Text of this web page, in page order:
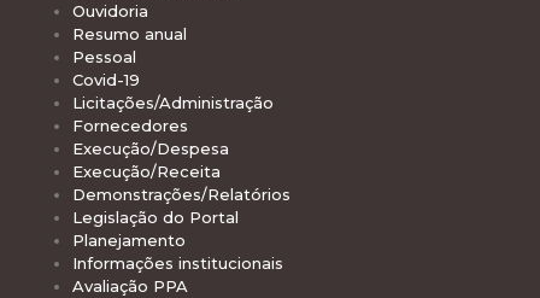
Ouvidoria
Resumo anual
Pessoal
Covid-19
Licitações/Administração
Fornecedores
Execução/Despesa
Execução/Receita
Demonstrações/Relatórios
Legislação do Portal
Planejamento
Informações institucionais
Avaliação PPA